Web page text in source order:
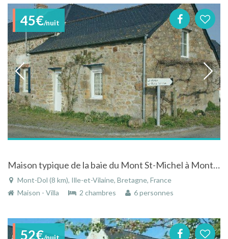
45€/nuit
Maison typique de la baie du Mont St-Michel à Mont-Dol - Ille-et-Vilaine - Bretagne
Mont-Dol (8 km), Ille-et-Vilaine, Bretagne, France
Maison - Villa
2 chambres 6 personnes
52€